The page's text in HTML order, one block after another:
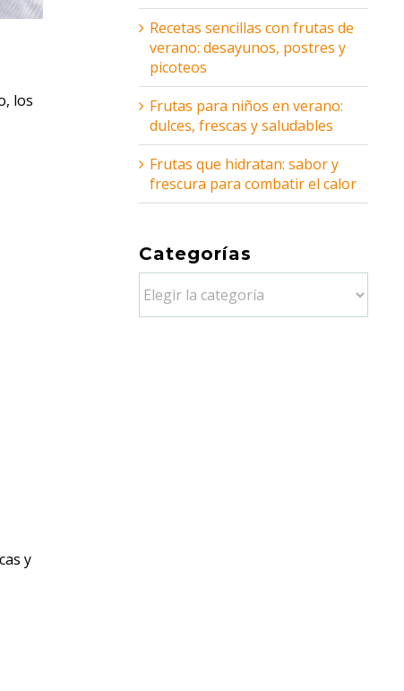
los
y
Recetas sencillas con frutas de
verano: desayunos, postres y
picoteos
Frutas para niños en verano:
dulces, frescas y saludables
Frutas que hidratan: sabor y
frescura para combatir el calor
Categorías